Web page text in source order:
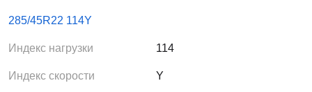
285/45R22 114Y
Индекс нагрузки 114
Индекс скорости Y